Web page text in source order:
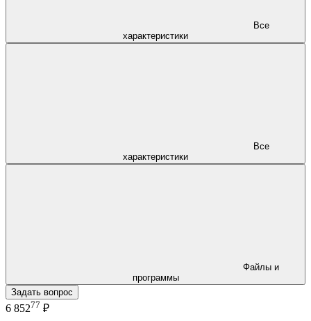
характеристики
характеристики
программы
Задать вопрос
6 85277 ₽